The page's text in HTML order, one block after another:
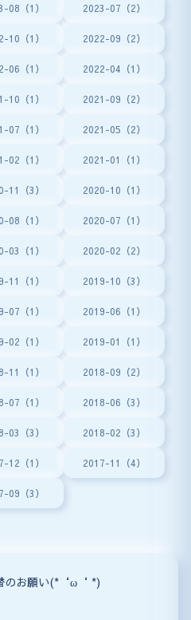
08（1） 2023-07（2）
10（1） 2022-09（2）
06（1） 2022-04（1）
10（1） 2021-09（2）
07（1） 2021-05（2）
02（1） 2021-01（1）
11（3） 2020-10（1）
08（1） 2020-07（1）
03（1） 2020-02（2）
11（1） 2019-10（3）
07（1） 2019-06（1）
02（1） 2019-01（1）
11（1） 2018-09（2）
07（1） 2018-06（3）
03（3） 2018-02（3）
12（1） 2017-11（4）
09（3）
のお願い(*‘ω‘ *)